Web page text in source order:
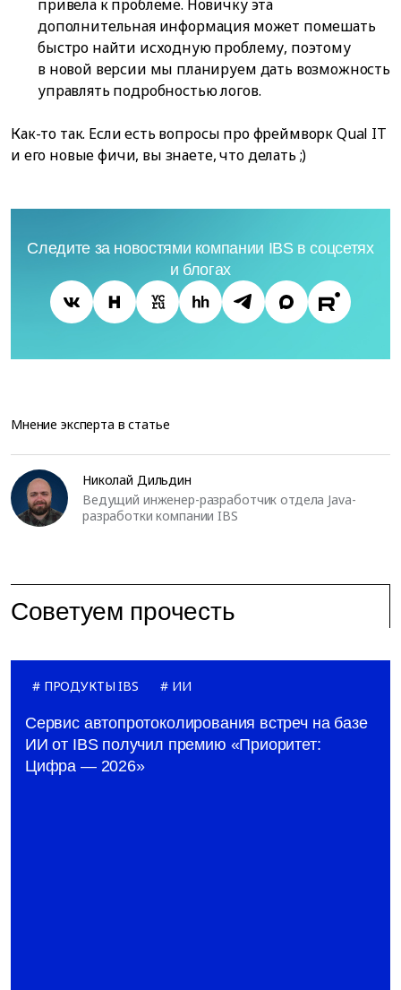
привела к проблеме. Новичку эта
дополнительная информация может помешать
быстро найти исходную проблему, поэтому
в новой версии мы планируем дать возможность
управлять подробностью логов.
Как-то так. Если есть вопросы про фреймворк Qual IT
и его новые фичи, вы знаете, что делать ;)
Следите за новостями компании IBS в соцсетях
и блогах
Мнение эксперта в статье
Николай Дильдин
Ведущий инженер-разработчик отдела Java-
разработки компании IBS
Советуем прочесть
ПРОДУКТЫ IBS ИИ
Сервис автопротоколирования встреч на базе
ИИ от IBS получил премию «Приоритет:
Цифра — 2026»